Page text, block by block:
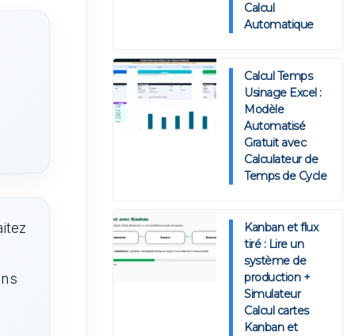
Calcul
Automatique
Calcul Temps
Usinage Excel :
Modèle
Automatisé
Gratuit avec
Calculateur de
Temps de Cycle
Kanban et flux
tiré : Lire un
système de
production +
Simulateur
Calcul cartes
Kanban et